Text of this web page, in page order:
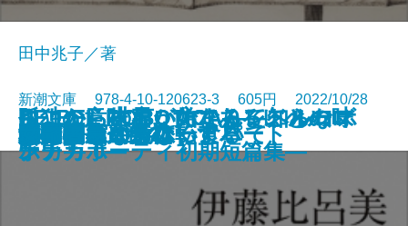
罪の轍
名人
闇の奥
六畳間ミステリーアパート
さよならの言い方なんて知らな
い。7
幽世の薬剤師2
殺人者
銀花の蔵
孤独の意味も、女であることの味
わいも
私のことならほっといて
田中兆子／著
新潮文庫 978-4-10-120623-3 605円 2022/10/28
道行きや
ポロック生命体
清く貧しく美しく
アガワ家の危ない食卓
自転しながら公転する
ここから世界が始まる―トルーマ
ン・カポーティ初期短篇集―
56日間
RE:BEL ROBOTICA―レベルロボ
チカ―
RE:BEL ROBOTICA 0―レベルロ
ボチカ 0―
女副署長 祭礼